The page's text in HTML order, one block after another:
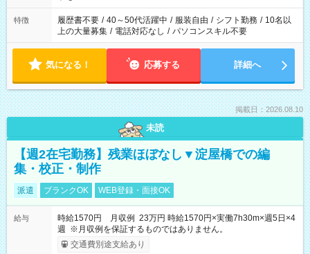
と、もう1つのお仕事の勤務時間。 合計で週40時間を超える場
合は応募できません。
特徴 履歴書不要 / 40～50代活躍中 / 服装自由 / シフト勤務 / 10名以
上の大量募集 / 電話対応なし / パソコンスキル不要
気になる！ 応募する 詳細へ
掲載日：2026.08.10
未読
【週2在宅勤務】残業ほぼなし▼淀屋橋での編
集・校正・制作
派遣 ブランクOK WEB登録・面接OK
給与
時給1570円 月収例 23万円 時給1570円×実働7h30m×週5日×4
週 ※月収例を保証するものではありません。
交通費別途支給あり